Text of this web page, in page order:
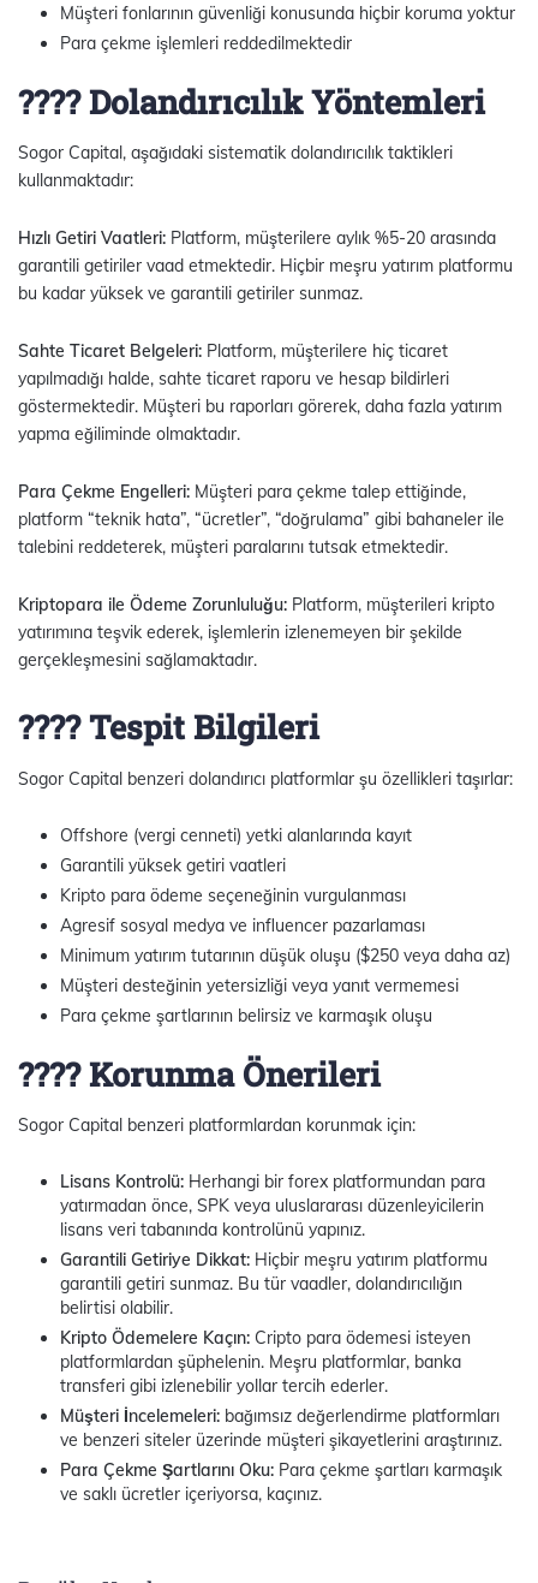
Müşteri fonlarının güvenliği konusunda hiçbir koruma yoktur
Para çekme işlemleri reddedilmektedir
???? Dolandırıcılık Yöntemleri
Sogor Capital, aşağıdaki sistematik dolandırıcılık taktikleri
kullanmaktadır:
Hızlı Getiri Vaatleri: Platform, müşterilere aylık %5-20 arasında
garantili getiriler vaad etmektedir. Hiçbir meşru yatırım platformu
bu kadar yüksek ve garantili getiriler sunmaz.
Sahte Ticaret Belgeleri: Platform, müşterilere hiç ticaret
yapılmadığı halde, sahte ticaret raporu ve hesap bildirleri
göstermektedir. Müşteri bu raporları görerek, daha fazla yatırım
yapma eğiliminde olmaktadır.
Para Çekme Engelleri: Müşteri para çekme talep ettiğinde,
platform “teknik hata”, “ücretler”, “doğrulama” gibi bahaneler ile
talebini reddeterek, müşteri paralarını tutsak etmektedir.
Kriptopara ile Ödeme Zorunluluğu: Platform, müşterileri kripto
yatırımına teşvik ederek, işlemlerin izlenemeyen bir şekilde
gerçekleşmesini sağlamaktadır.
???? Tespit Bilgileri
Sogor Capital benzeri dolandırıcı platformlar şu özellikleri taşırlar:
Offshore (vergi cenneti) yetki alanlarında kayıt
Garantili yüksek getiri vaatleri
Kripto para ödeme seçeneğinin vurgulanması
Agresif sosyal medya ve influencer pazarlaması
Minimum yatırım tutarının düşük oluşu ($250 veya daha az)
Müşteri desteğinin yetersizliği veya yanıt vermemesi
Para çekme şartlarının belirsiz ve karmaşık oluşu
???? Korunma Önerileri
Sogor Capital benzeri platformlardan korunmak için:
Lisans Kontrolü: Herhangi bir forex platformundan para
yatırmadan önce, SPK veya uluslararası düzenleyicilerin
lisans veri tabanında kontrolünü yapınız.
Garantili Getiriye Dikkat: Hiçbir meşru yatırım platformu
garantili getiri sunmaz. Bu tür vaadler, dolandırıcılığın
belirtisi olabilir.
Kripto Ödemelere Kaçın: Cripto para ödemesi isteyen
platformlardan şüphelenin. Meşru platformlar, banka
transferi gibi izlenebilir yollar tercih ederler.
Müşteri İncelemeleri: bağımsız değerlendirme platformları
ve benzeri siteler üzerinde müşteri şikayetlerini araştırınız.
Para Çekme Şartlarını Oku: Para çekme şartları karmaşık
ve saklı ücretler içeriyorsa, kaçınız.